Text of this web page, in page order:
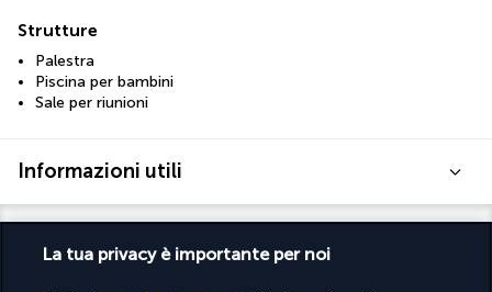
Strutture
Palestra
Piscina per bambini
Sale per riunioni
Informazioni utili
La tua privacy è importante per noi